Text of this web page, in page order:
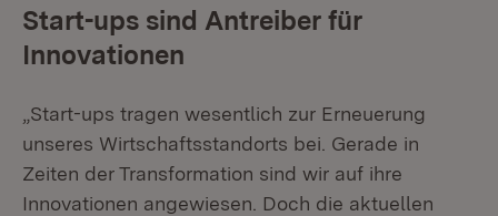
Start-ups sind Antreiber für
Innovationen
„Start-ups tragen wesentlich zur Erneuerung
unseres Wirtschaftsstandorts bei. Gerade in
Zeiten der Transformation sind wir auf ihre
Innovationen angewiesen. Doch die aktuellen